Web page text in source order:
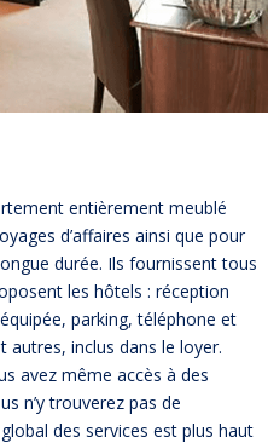
entièrement meublé
d’affaires ainsi que pour
durée. Ils fournissent tous
les hôtels : réception
parking, téléphone et
autres, inclus dans le loyer.
avez même accès à des
n’y trouverez pas de
des services est plus haut